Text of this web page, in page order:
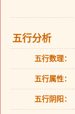
五行分析
五行数理：
五行属性：
五行阴阳：